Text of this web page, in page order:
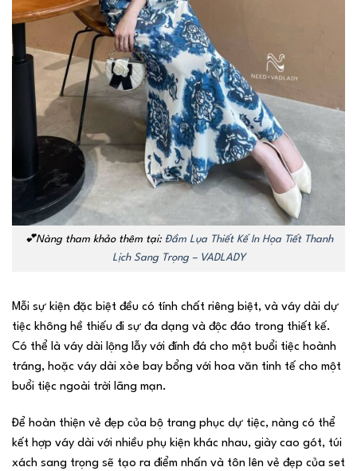
💕Nàng tham khảo thêm tại: Đầm Lụa Thiết Kế In Họa Tiết Thanh
Lịch Sang Trọng – VADLADY
Mỗi sự kiện đặc biệt đều có tính chất riêng biệt, và váy dài dự
tiệc không hề thiếu đi sự đa dạng và độc đáo trong thiết kế.
Có thể là váy dài lộng lẫy với đính đá cho một buổi tiệc hoành
tráng, hoặc váy dài xòe bay bổng với hoa văn tinh tế cho một
buổi tiệc ngoài trời lãng mạn.
Để hoàn thiện vẻ đẹp của bộ trang phục dự tiệc, nàng có thể
kết hợp váy dài với nhiều phụ kiện khác nhau, giày cao gót, túi
xách sang trọng sẽ tạo ra điểm nhấn và tôn lên vẻ đẹp của set